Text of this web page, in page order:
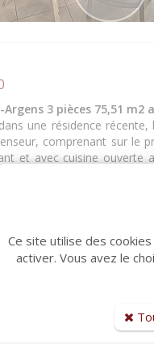
3 pièces 75,51 m2
une résidence
comprenant sur le
et avec cuisine ouverte
mezzanine, deux
un W.C indépendant.
Charges annuelles
net vendeur 230
à notre agence
honoraires TTC à la
cours). Charges
en cours
Ce site utilise des
activer. Vous avez le